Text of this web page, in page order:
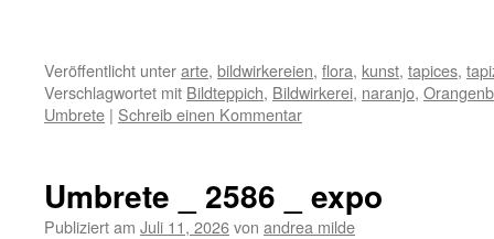
Veröffentlicht unterarte, bildwirkereien, flora, kunst, tapices,
Verschlagwortet mit Bildteppich, Bildwirkerei, naranjo,
Umbrete | Schreib einen Kommentar
Umbrete _ 2586 _ expo
Publiziert am Juli 11, 2026von andrea milde